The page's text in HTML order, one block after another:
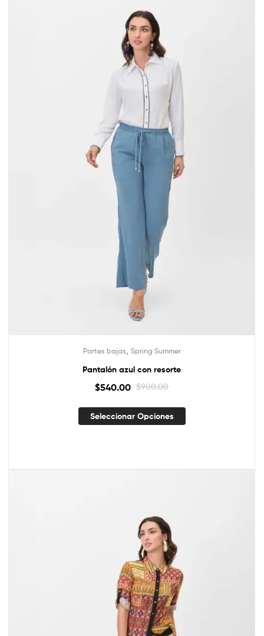
Partes bajas Spring Summer
Pantalón azul con resorte
$900.00
$540.00
Seleccionar Opciones